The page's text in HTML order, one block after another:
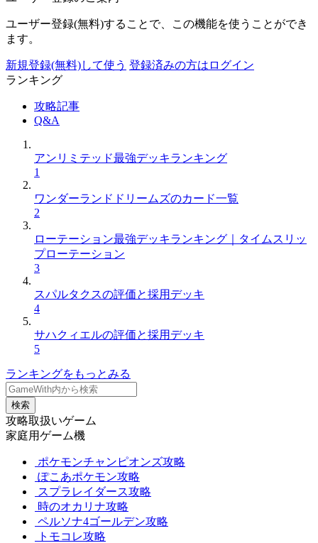
ユーザー登録(無料)することで、この機能を使うことができ
ます。
新規登録(無料)して使う 登録済みの方はログイン
ランキング
攻略記事
Q&A
アンリミテッド最強デッキランキング
1
ワンダーランドドリームズのカード一覧
2
ローテーション最強デッキランキング｜タイムスリッ
プローテーション
3
スパルタクスの評価と採用デッキ
4
サハクィエルの評価と採用デッキ
5
ランキングをもっとみる
検索
攻略取扱いゲーム
家庭用ゲーム機
ポケモンチャンピオンズ攻略
ぽこあポケモン攻略
スプラレイダース攻略
時のオカリナ攻略
ペルソナ4ゴールデン攻略
トモコレ攻略